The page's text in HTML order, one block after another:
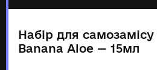
Набір для
Banana Aloe — 15мл